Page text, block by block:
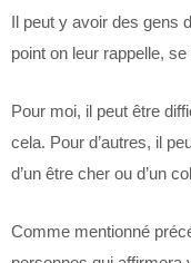
Il peut y avoir des gens
point on leur rappelle,
Pour moi, il peut être
cela. Pour d’autres, il
d’un être cher ou d’un
Comme mentionné